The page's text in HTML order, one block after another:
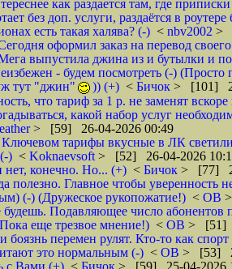
как раздается там, где
без доп. услуги, раздаётся в
есть такая халява? (-) < nbv2002 >
оформил заказ на перевод
выпустила джина из и бутылки и
- будем посмотреть (-) (Просто
тут "джин"
)) (+) < Бичок > [101]
что тариф за 1 р. не заменят
какой набор услуг
> [59] 26-04-2026 00:49
тарифы вкусные в ЛК
) < Koknaevsoft > [52] 26-04-2026
нет, конечно. Но... (+) < Бичок > [77]
полезно. Главное чтобы уверенность
(-) (Дружеское рукопожатие!) < ОВ
Подавляющее число
еще трезвое мнение!) < ОВ > [51]
боязнь перемен рулят. Кто-то как
это нормальным (-) < ОВ > [53]
с Вами (+) < Бичок > [59] 25-04-2026